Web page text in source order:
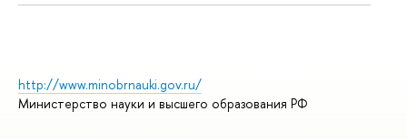
http://www.minobrnauki.gov.ru/
Министерство науки и высшего образования РФ